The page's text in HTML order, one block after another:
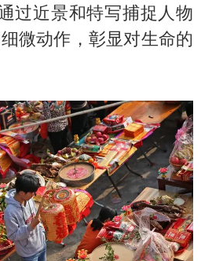
过近景和特写捕捉人物
微动作，彰显对生命的